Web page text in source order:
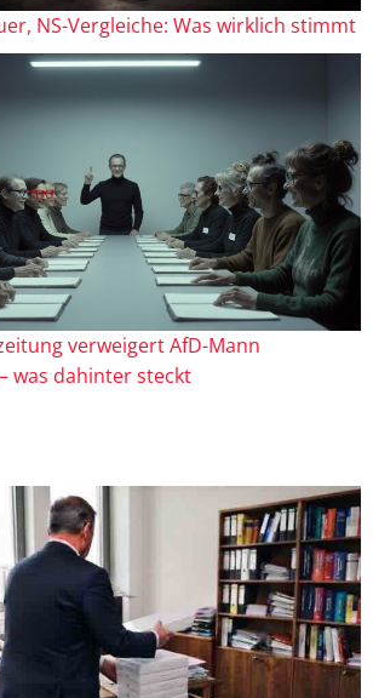
NS-Vergleiche: Was wirklich stimmt
verweigert AfD-Mann
was dahinter steckt